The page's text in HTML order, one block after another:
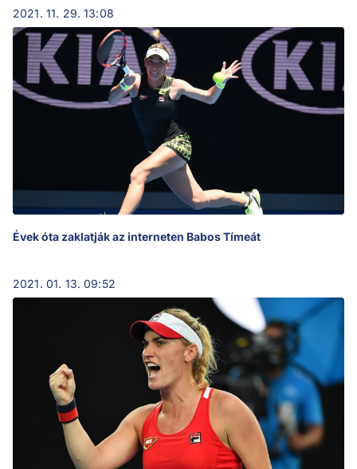
2021. 11. 29. 13:08
Évek óta zaklatják az interneten Babos Tímeát
2021. 01. 13. 09:52